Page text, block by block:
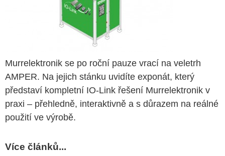
Murrelektronik se po roční pauze vrací na veletrh
AMPER. Na jejich stánku uvidíte exponát, který
představí kompletní IO-Link řešení Murrelektronik v
praxi – přehledně, interaktivně a s důrazem na reálné
použití ve výrobě.
Více článků...